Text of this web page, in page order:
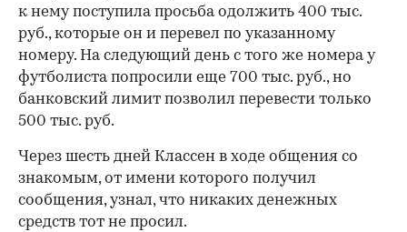
к нему поступила просьба одолжить 400 тыс.
руб., которые он и перевел по указанному
номеру. На следующий день с того же номера у
футболиста попросили еще 700 тыс. руб., но
банковский лимит позволил перевести только
500 тыс. руб.
Через шесть дней Классен в ходе общения со
знакомым, от имени которого получил
сообщения, узнал, что никаких денежных
средств тот не просил.